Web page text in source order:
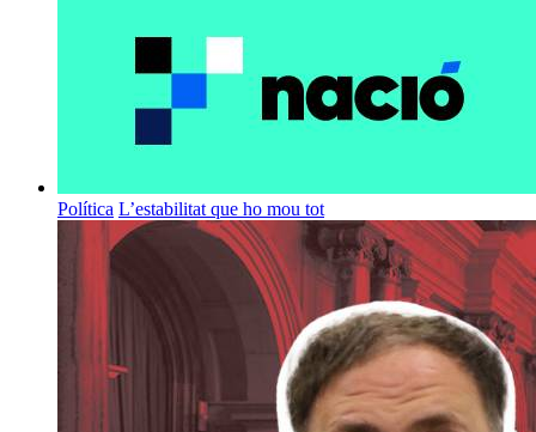
Política L’estabilitat que ho mou tot